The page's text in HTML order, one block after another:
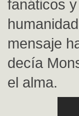
fanáticos
mensaje
decía
el alma.